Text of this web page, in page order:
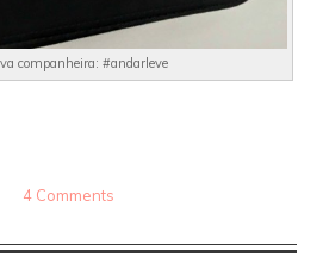
companheira: #andarleve
4 Comments